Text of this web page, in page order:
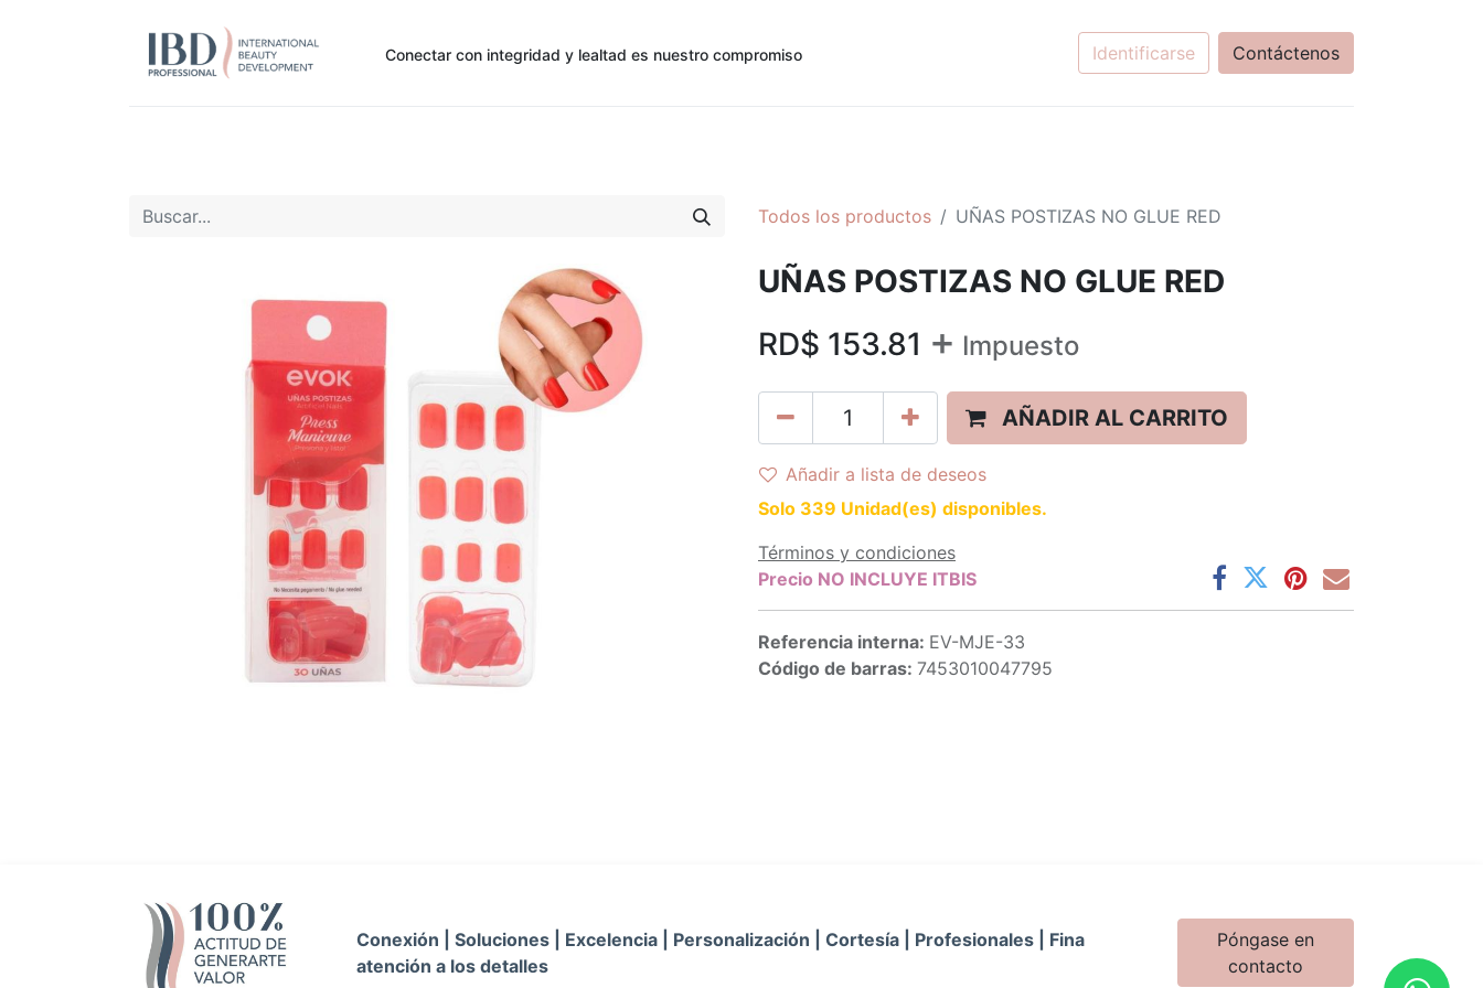
Conectar con integridad y lealtad es nuestro compromiso Identificarse Contáctenos
Todos los productos UÑAS POSTIZAS NO GLUE RED
UÑAS POSTIZAS NO GLUE RED
RD$ 153.81 + Impuesto
AÑADIR AL CARRITO
Añadir a lista de deseos
Solo 339 Unidad(es) disponibles.
Términos y condiciones
Precio NO INCLUYE ITBIS
Referencia interna: EV-MJE-33
Código de barras: 7453010047795
Conexión | Soluciones | Excelencia | Personalización | Cortesía | Profesionales | Fina
atención a los detalles
Póngase en
contacto